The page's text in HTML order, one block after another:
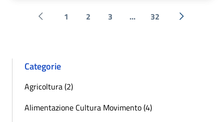
Pagina precedente
1 2 3 ... 32 Successiva
Categorie
Agricoltura (2)
Alimentazione Cultura Movimento (4)